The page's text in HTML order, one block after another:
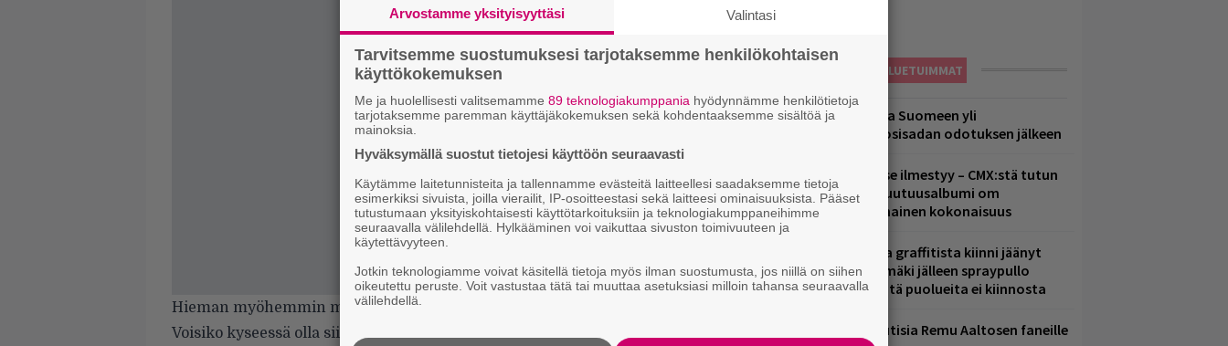
Hieman myöhemmin myös Vestajulkaisi
Voisiko kyseessä olla siis jotakin materiaalia, jossa sekä Vesta ja Pyhimys ovat
LUETUIMMAT
Weezer palaa Suomeen yli
neljännesvuosisadan odotuksen jälkeen
Huomenna se ilmestyy – CMX:stä tutun
A.W. Yrjänän uutuusalbumi om
mammuttimainen kokonaisuus
Laittomasta graffitista kiinni jäänyt
Paavo Arhinmäki jälleen spraypullo
kädessä – näitä puolueita ei kiinnosta
Mainioita uutisia Remu Aaltosen faneille
Arvostamme yksityisyyttäsi Valintasi
Tarvitsemme suostumuksesi tarjotaksemme henkilökohtaisen
käyttökokemuksen
Me ja huolellisesti valitsemamme 89 teknologiakumppania hyödynnämme henkilötietoja
tarjotaksemme paremman käyttäjäkokemuksen sekä kohdentaaksemme sisältöä ja
mainoksia.
Hyväksymällä suostut tietojesi käyttöön seuraavasti
Käytämme laitetunnisteita ja tallennamme evästeitä laitteellesi saadaksemme tietoja
esimerkiksi sivuista, joilla vierailit, IP-osoitteestasi sekä laitteesi ominaisuuksista. Pääset
tutustumaan yksityiskohtaisesti käyttötarkoituksiin ja teknologiakumppaneihimme
seuraavalla välilehdellä. Hylkääminen voi vaikuttaa sivuston toimivuuteen ja
käytettävyyteen.
Jotkin teknologiamme voivat käsitellä tietoja myös ilman suostumusta, jos niillä on siihen
oikeutettu peruste. Voit vastustaa tätä tai muuttaa asetuksiasi milloin tahansa seuraavalla
välilehdellä.